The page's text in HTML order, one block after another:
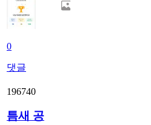
0
댓글
196740
틈새 공